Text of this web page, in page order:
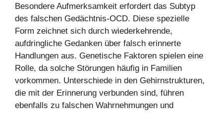
Besondere Aufmerksamkeit erfordert das Subtyp
des falschen Gedächtnis-OCD. Diese spezielle
Form zeichnet sich durch wiederkehrende,
aufdringliche Gedanken über falsch erinnerte
Handlungen aus. Genetische Faktoren spielen eine
Rolle, da solche Störungen häufig in Familien
vorkommen. Unterschiede in den Gehirnstrukturen,
die mit der Erinnerung verbunden sind, führen
ebenfalls zu falschen Wahrnehmungen und